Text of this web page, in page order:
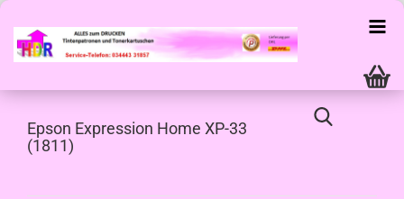
Epson Expression Home XP-33
(1811)